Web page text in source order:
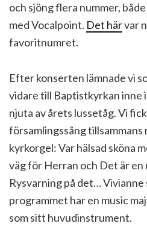
och sjöng flera nummer,
med Vocalpoint. Det härvar
favoritnumret.
Efter konserten lämnade vi
vidare till Baptistkyrkan inne
njuta av årets lussetåg. Vi
församlingssång
kyrkorgel: Var hälsad sköna
väg för Herran och Det är en
Rysvarning på det… Vivianne
programmet har en music
som sitt huvudinstrument.